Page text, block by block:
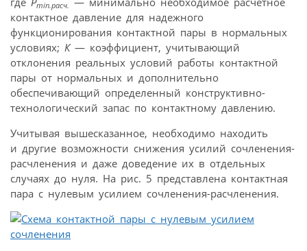
min.расч.
контактное давление для надежного
функционирования контактной пары в нормальных
условиях; К— коэффициент, учитывающий
отклонения реальных условий работы контактной
пары от нормальных и дополнительно
обеспечивающий определенный конструктивно-
технологический запас по контактному давлению.
Учитывая вышесказанное, необходимо находить
и другие возможности снижения усилий сочленения-
расчленения и даже доведение их в отдельных
случаях до нуля. На рис. 5 представлена контактная
пара с нулевым усилием сочленения-расчленения.